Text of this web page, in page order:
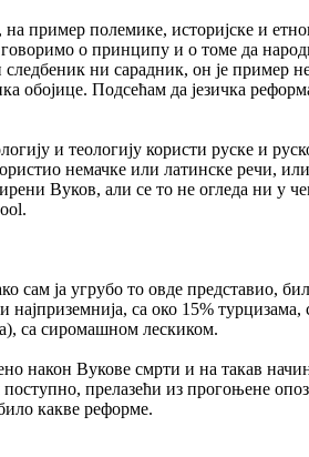
пример полемике, историјске и
о принципу и о томе да
ни сарадник, он је пример
обојице. Подсећам да језичка
и теологију користи руске и
немачке или латинске речи,
Вуков, али се то не огледа ни у
сам ја угрубо то овде представио,
најприземнија, са око 15%
са сиромашном лескиком.
након Вукове смрти и на такав
прелазећи из прогоњене
какве реформе.